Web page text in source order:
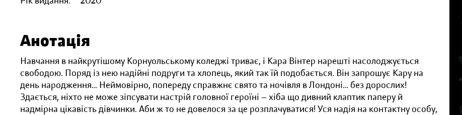
Анотація
Навчання в найкрутішому Корнуольському коледжі триває, і Кара Вінтер нарешті насолоджується
свободою. Поряд із нею надійні подруги та хлопець, який так їй подобається. Він запрошує Кару на
день народження… Неймовірно, попереду справжнє свято та ночівля в Лондоні… без дорослих!
Здається, ніхто не може зіпсувати настрій головної героїні — хіба що дивний клаптик паперу й
надмірна цікавість дівчинки. Аби ж то не довелося за це розплачуватися! Уся надія на контактну особу,